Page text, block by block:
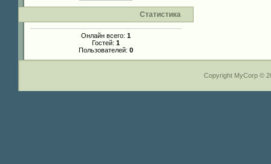
Статистика
Онлайн всего: 1
Гостей: 1
Пользователей: 0
Copyright MyCorp ©